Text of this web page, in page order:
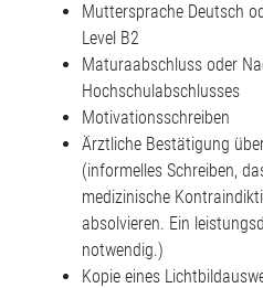
Muttersprache Deutsch
Level B2
Maturaabschluss oder
Hochschulabschlusses
Motivationsschreiben
Ärztliche Bestätigung
(informelles Schreiben,
medizinische
absolvieren. Ein
notwendig.)
Kopie eines